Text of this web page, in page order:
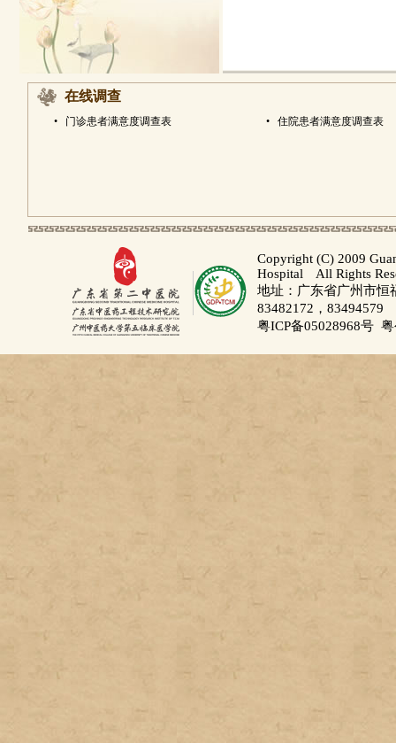
在线调查
• 门诊患者满意度调查表 • 住院患者满意度调查表
Copyright (C) 2009
Hospital All Rights
地址：广东省广州市
83482172，83494579
粤ICP备05028968号